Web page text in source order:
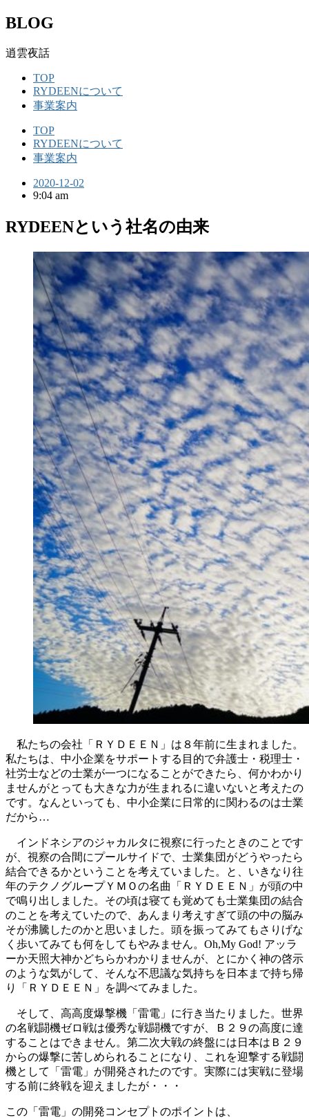
BLOG
逍雲夜話
TOP
RYDEENについて
事業案内
TOP
RYDEENについて
事業案内
2020-12-02
9:04 am
RYDEENという社名の由来
私たちの会社「ＲＹＤＥＥＮ」は８年前に生まれました。
私たちは、中小企業をサポートする目的で弁護士・税理士・
社労士などの士業が一つになることができたら、何かわかり
ませんがとっても大きな力が生まれるに違いないと考えたの
です。なんといっても、中小企業に日常的に関わるのは士業
だから…
インドネシアのジャカルタに視察に行ったときのことです
が、視察の合間にプールサイドで、士業集団がどうやったら
結合できるかということを考えていました。と、いきなり往
年のテクノグループＹＭＯの名曲「ＲＹＤＥＥＮ」が頭の中
で鳴り出しました。その頃は寝ても覚めても士業集団の結合
のことを考えていたので、あんまり考えすぎて頭の中の脳み
そが沸騰したのかと思いました。頭を振ってみてもさりげな
く歩いてみても何をしてもやみません。Oh,My God! アッラ
ーか天照大神かどちらかわかりませんが、とにかく神の啓示
のような気がして、そんな不思議な気持ちを日本まで持ち帰
り「ＲＹＤＥＥＮ」を調べてみました。
そして、高高度爆撃機「雷電」に行き当たりました。世界
の名戦闘機ゼロ戦は優秀な戦闘機ですが、Ｂ２９の高度に達
することはできません。第二次大戦の終盤には日本はＢ２９
からの爆撃に苦しめられることになり、これを迎撃する戦闘
機として「雷電」が開発されたのです。実際には実戦に登場
する前に終戦を迎えましたが・・・
この「雷電」の開発コンセプトのポイントは、